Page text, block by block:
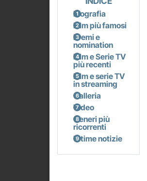
Biografia
Film più famosi
Premi e
nomination
Film e Serie TV
più recenti
Film e serie TV
in streaming
Galleria
Video
Generi più
ricorrenti
Ultime notizie